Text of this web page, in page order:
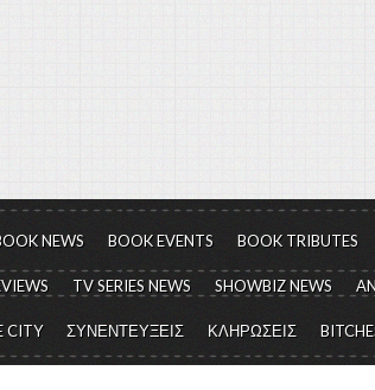
NEWS BOOK EVENTS BOOK TRIBUTES
TV SERIES NEWS SHOWBIZ NEWS
CITY ΣΥΝΕΝΤΕΥΞΕΙΣ ΚΛΗΡΩΣΕΙΣ